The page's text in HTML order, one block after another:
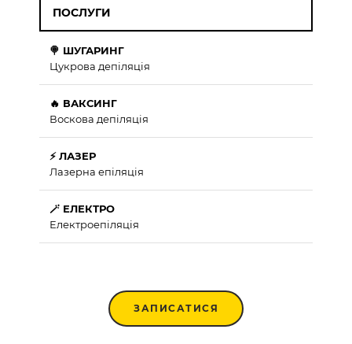
ПОСЛУГИ
🍭 ШУГАРИНГ
Цукрова депіляція
🔥 ВАКСИНГ
Воскова депіляція
⚡ ЛАЗЕР
Лазерна епіляція
🪄 ЕЛЕКТРО
Електроепіляція
ЗАПИСАТИСЯ